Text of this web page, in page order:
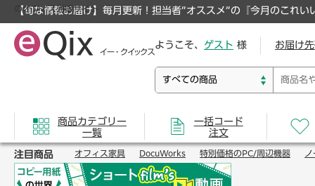
【旬な情報お届け】毎月更新！担当者”オススメ”の『今月のこれい
のオフィス通販サイト
ようこそ、 ゲスト 様 お届け
商品カテゴリー
一覧
一括コード
注文
注目商品 オフィス家具 DocuWorks 特別価格のPC/周辺機器 ノ